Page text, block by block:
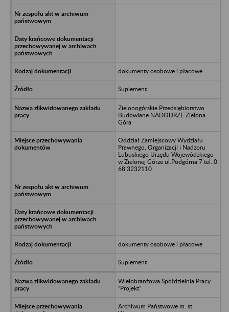
dokumenty osobowe i płacowe
Suplement
Zielonogórskie Przedsiębiorstwo
Budowlane NADODRZE Zielona
Góra
Oddział Zamiejscowy Wydziału
Prawnego, Organizacji i Nadzoru
Lubuskiego Urzędu Wojewódzkiego
w Zielonej Górze ul.Podgórna 7 tel. 0
68 3232110
dokumenty osobowe i płacowe
Suplement
Wielobranżowa Spółdzielnia Pracy
“Projekt”
Archiwum Państwowe m. st.